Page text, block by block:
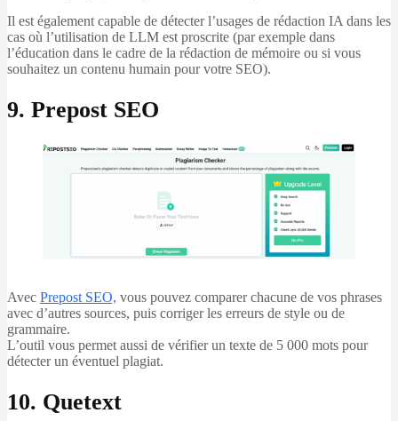
Il est également capable de détecter l’usages de rédaction IA dans les
cas où l’utilisation de LLM est proscrite (par exemple dans
l’éducation dans le cadre de la rédaction de mémoire ou si vous
souhaitez un contenu humain pour votre SEO).
9. Prepost SEO
Avec Prepost SEO, vous pouvez comparer chacune de vos phrases
avec d’autres sources, puis corriger les erreurs de style ou de
grammaire.
L’outil vous permet aussi de vérifier un texte de 5 000 mots pour
détecter un éventuel plagiat.
10. Quetext